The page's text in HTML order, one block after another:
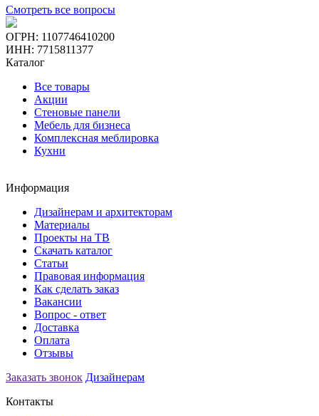
Смотреть все вопросы
ОГРН: 1107746410200
ИНН: 7715811377
Каталог
Все товары
Акции
Стеновые панели
Мебель для бизнеса
Комплексная меблировка
Кухни
Информация
Дизайнерам и архитекторам
Материалы
Проекты на ТВ
Скачать каталог
Статьи
Правовая информация
Как сделать заказ
Вакансии
Вопрос - ответ
Доставка
Оплата
Отзывы
Заказать звонок Дизайнерам
Контакты